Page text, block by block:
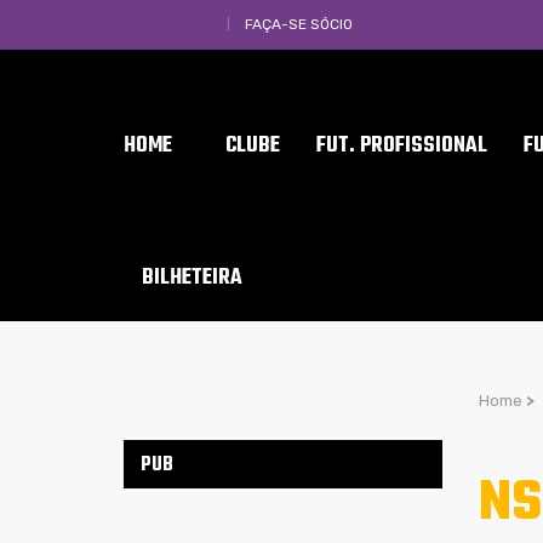
FAÇA-SE SÓCIO
HOME CLUBE FUT. PROFISSIONAL
BILHETEIRA
Home >
PUB